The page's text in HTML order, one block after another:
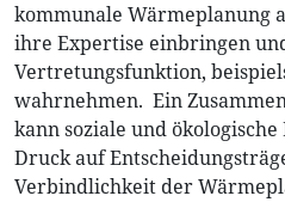
kommunale Wärmeplanung
ihre Expertise einbringen
Vertretungsfunktion,
wahrnehmen. Ein
kann soziale und
Druck auf
Verbindlichkeit der